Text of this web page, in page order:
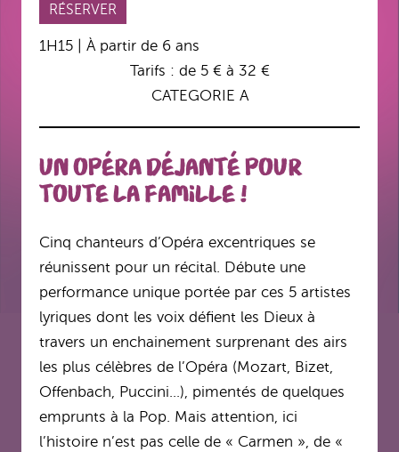
RÉSERVER
1H15 | À partir de 6 ans
Tarifs : de 5 € à 32 €
CATEGORIE A
Un Opéra déjanté pour
toute la famille !
Cinq chanteurs d’Opéra excentriques se
réunissent pour un récital. Débute une
performance unique portée par ces 5 artistes
lyriques dont les voix défient les Dieux à
travers un enchainement surprenant des airs
les plus célèbres de l’Opéra (Mozart, Bizet,
Offenbach, Puccini…), pimentés de quelques
emprunts à la Pop. Mais attention, ici
l’histoire n’est pas celle de « Carmen », de «